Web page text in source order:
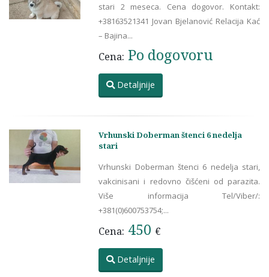
stari 2 meseca. Cena dogovor. Kontakt:
+38163521341 Jovan Bjelanović Relacija Kać
– Bajina...
Cena: Po dogovoru
Detaljnije
Vrhunski Doberman štenci 6 nedelja
stari
Vrhunski Doberman štenci 6 nedelja stari,
vakcinisani i redovno čišćeni od parazita.
Više informacija Tel/Viber/:
+381(0)600753754;...
Cena: 450 €
Detaljnije